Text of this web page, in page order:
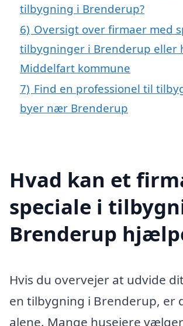
tilbygning i Brenderup?
6) Oversigt over firmaer med
tilbygninger i Brenderup eller
Middelfart kommune
7) Find en professionel til
byer nær Brenderup
Hvad kan et
speciale i
Brenderup
Hvis du overvejer at udvide
en tilbygning i Brenderup, er
alene. Mange husejere